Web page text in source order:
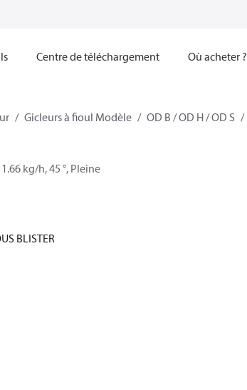
Centre de téléchargement Où acheter ?
Gicleurs à fioul Modèle OD B / OD H / OD S
kg/h, 45 °, Pleine
BLISTER